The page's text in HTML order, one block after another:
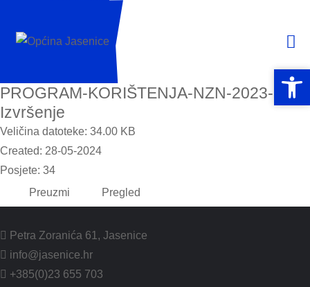
PROGRAM-KORIŠTENJA-NZN-2023-
Izvršenje
Veličina datoteke: 34.00 KB
Created: 28-05-2024
Posjete: 34
Preuzmi
Pregled
Petra Zoranića 61, Jasenice
info@jasenice.hr
+385(0)23 655 703